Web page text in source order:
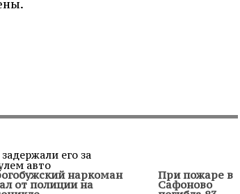
наркоман
от полиции на
При пожаре в
Сафоново